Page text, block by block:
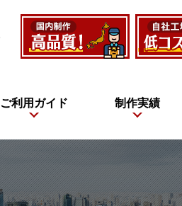
ご利用ガイド 制作実績